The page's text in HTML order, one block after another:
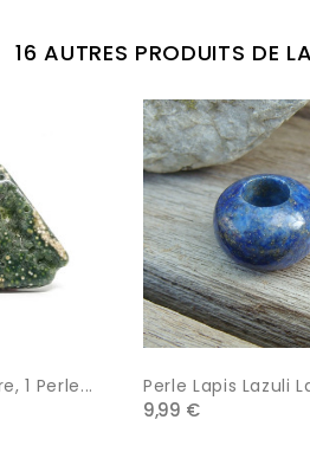
16 AUTRES PRODUITS DE
1 Perle... Perle Lapis Lazuli
9,99 €